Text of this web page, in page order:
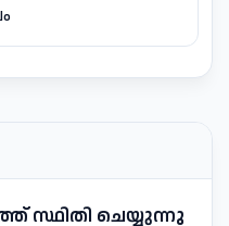
സ്ഥിതി ചെയ്യുന്നു